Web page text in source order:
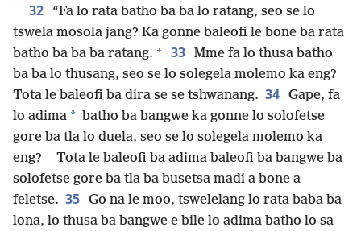
32
“Fa lo rata batho ba ba lo ratang, seo se lo
tswela mosola jang? Ka gonne baleofi le bone ba rata
batho ba ba ba ratang. + 33 Mme fa lo thusa batho
ba ba lo thusang, seo se lo solegela molemo ka eng?
Tota le baleofi ba dira se se tshwanang. 34 Gape, fa
lo adima * batho ba bangwe ka gonne lo solofetse
gore ba tla lo duela, seo se lo solegela molemo ka
eng? + Tota le baleofi ba adima baleofi ba bangwe ba
solofetse gore ba tla ba busetsa madi a bone a
feletse. 35 Go na le moo, tswelelang lo rata baba ba
lona, lo thusa ba bangwe e bile lo adima batho lo sa